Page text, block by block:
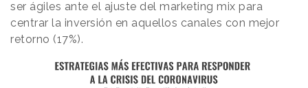
ser ágiles ante el ajuste del marketing mix para
centrar la inversión en aquellos canales con mejor
retorno (17%).